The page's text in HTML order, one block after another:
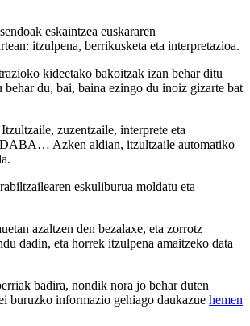
eskaintzea euskararen
itzulpena, berrikusketa eta interpretazioa.
kideetako bakoitzak izan behar ditu
du, bai, baina ezingo du inoiz gizarte bat
zuzentzaile, interprete eta
IDABA… Azken aldian, itzultzaile automatiko
eskuliburua moldatu eta
azaltzen den bezalaxe, eta zorrotz
dadin, eta horrek itzulpena amaitzeko data
badira, nondik nora jo behar duten
buruzko informazio gehiago daukazue hemen